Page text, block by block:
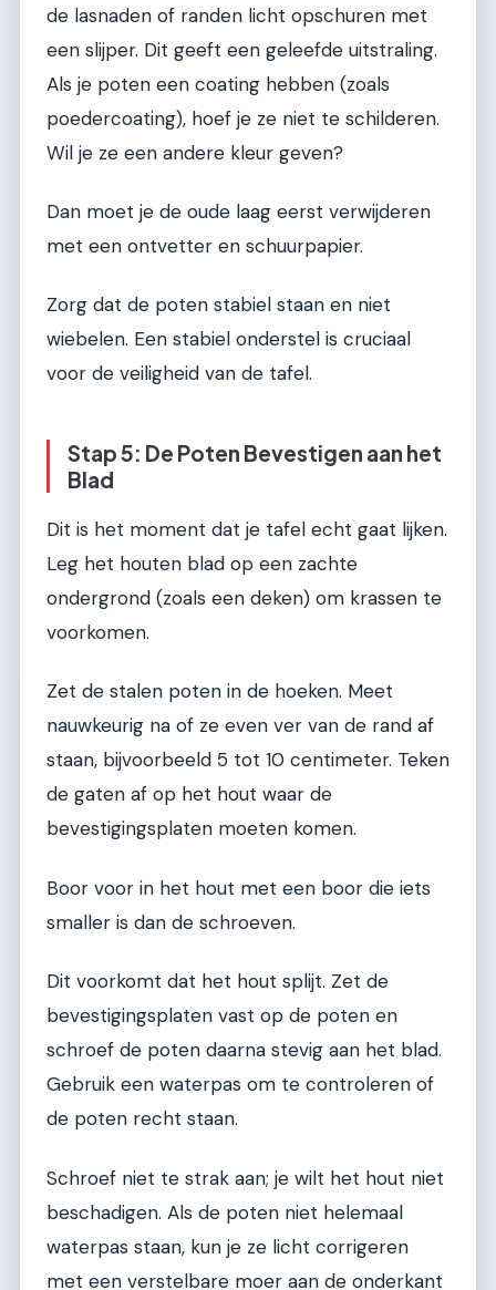
de lasnaden of randen licht opschuren met
een slijper. Dit geeft een geleefde uitstraling.
Als je poten een coating hebben (zoals
poedercoating), hoef je ze niet te schilderen.
Wil je ze een andere kleur geven?
Dan moet je de oude laag eerst verwijderen
met een ontvetter en schuurpapier.
Zorg dat de poten stabiel staan en niet
wiebelen. Een stabiel onderstel is cruciaal
voor de veiligheid van de tafel.
Stap 5: De Poten Bevestigen aan het
Blad
Dit is het moment dat je tafel echt gaat lijken.
Leg het houten blad op een zachte
ondergrond (zoals een deken) om krassen te
voorkomen.
Zet de stalen poten in de hoeken. Meet
nauwkeurig na of ze even ver van de rand af
staan, bijvoorbeeld 5 tot 10 centimeter. Teken
de gaten af op het hout waar de
bevestigingsplaten moeten komen.
Boor voor in het hout met een boor die iets
smaller is dan de schroeven.
Dit voorkomt dat het hout splijt. Zet de
bevestigingsplaten vast op de poten en
schroef de poten daarna stevig aan het blad.
Gebruik een waterpas om te controleren of
de poten recht staan.
Schroef niet te strak aan; je wilt het hout niet
beschadigen. Als de poten niet helemaal
waterpas staan, kun je ze licht corrigeren
met een verstelbare moer aan de onderkant